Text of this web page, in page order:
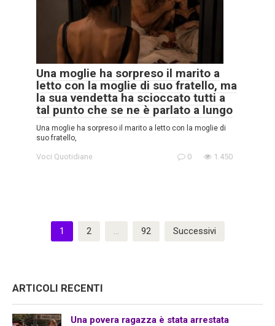
Una moglie ha sorpreso il marito a
letto con la moglie di suo fratello, ma
la sua vendetta ha scioccato tutti a
tal punto che se ne è parlato a lungo
Una moglie ha sorpreso il marito a letto con la moglie di
suo fratello,
Voci Quotidiane 0 1.450
Paginazione1 2 … 92 Successivi
ARTICOLI RECENTI
Una povera ragazza è stata arrestata